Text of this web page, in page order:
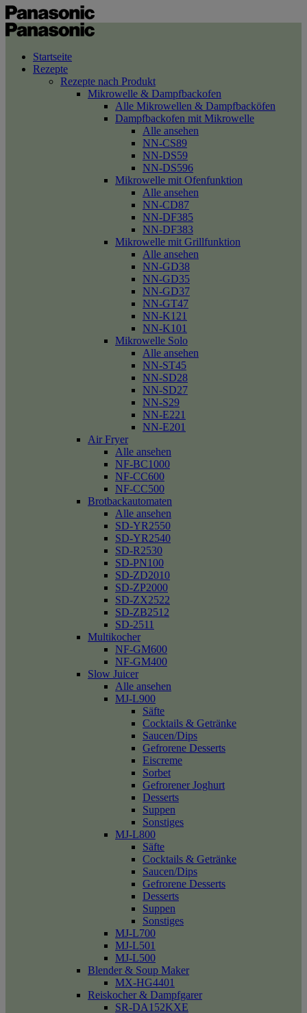
Startseite
Rezepte
Rezepte nach Produkt
Mikrowelle & Dampfbackofen
Alle Mikrowellen & Dampfbacköfen
Dampfbackofen mit Mikrowelle
Alle ansehen
NN-CS89
NN-DS59
NN-DS596
Mikrowelle mit Ofenfunktion
Alle ansehen
NN-CD87
NN-DF385
NN-DF383
Mikrowelle mit Grillfunktion
Alle ansehen
NN-GD38
NN-GD35
NN-GD37
NN-GT47
NN-K121
NN-K101
Mikrowelle Solo
Alle ansehen
NN-ST45
NN-SD28
NN-SD27
NN-S29
NN-E221
NN-E201
Air Fryer
Alle ansehen
NF-BC1000
NF-CC600
NF-CC500
Brotbackautomaten
Alle ansehen
SD-YR2550
SD-YR2540
SD-R2530
SD-PN100
SD-ZD2010
SD-ZP2000
SD-ZX2522
SD-ZB2512
SD-2511
Multikocher
NF-GM600
NF-GM400
Slow Juicer
Alle ansehen
MJ-L900
Säfte
Cocktails & Getränke
Saucen/Dips
Gefrorene Desserts
Eiscreme
Sorbet
Gefrorener Joghurt
Desserts
Suppen
Sonstiges
MJ-L800
Säfte
Cocktails & Getränke
Saucen/Dips
Gefrorene Desserts
Desserts
Suppen
Sonstiges
MJ-L700
MJ-L501
MJ-L500
Blender & Soup Maker
MX-HG4401
Reiskocher & Dampfgarer
SR-DA152KXE